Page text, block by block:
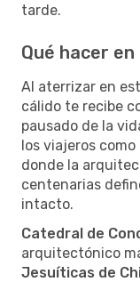
tarde.
Qué hacer
Al aterrizar en
cálido te recibe
pausado de la
los viajeros
donde la
centenarias
intacto.
Catedral de
arquitectónico
Jesuíticas de